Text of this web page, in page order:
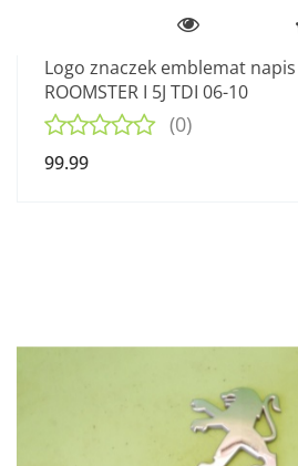
Logo znaczek emblemat napis
ROOMSTER I 5J TDI 06-10
(0)
99.99